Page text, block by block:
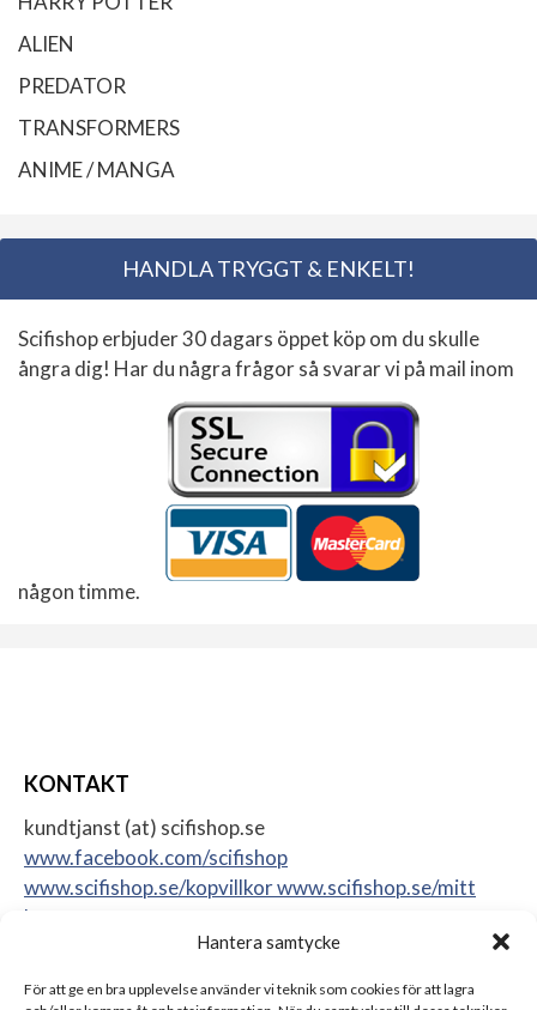
Hantera samtycke
För att ge en bra upplevelse använder vi teknik som cookies för att lagra
ALIEN
PREDATOR
TRANSFORMERS
ANIME / MANGA
HANDLA TRYGGT & ENKELT!
Scifishop erbjuder 30 dagars öppet köp om du skulle
ångra dig! Har du några frågor så svarar vi på mail inom
någon timme.
KONTAKT
kundtjanst (at) scifishop.se
www.facebook.com/scifishop
www.scifishop.se/kopvillkorwww.scifishop.se/mitt
konto